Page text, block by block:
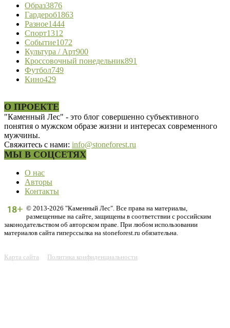
Образ3876
Гардероб1863
Разное1444
Спорт1312
Событие1072
Культура / Арт900
Кроссовочный понедельник891
Футбол749
Кино429
О ПРОЕКТЕ
"Каменный Лес" - это блог совершенно субъективного
понятия о мужском образе жизни и интересах современного
мужчины.
Свяжитесь с нами: info@stoneforest.ru
МЫ В СОЦСЕТЯХ
О нас
Авторы
Контакты
© 2013-2026 "Каменный Лес". Все права на материалы,
размещенные на сайте, защищены в соответствии с российским
законодательством об авторском праве. При любом использовании
материалов сайта гиперссылка на stoneforest.ru обязательна.
Карта сайта Политика конфиденциальности